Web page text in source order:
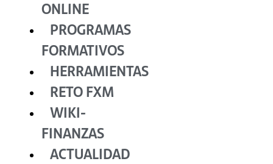
ONLINE
PROGRAMAS
FORMATIVOS
HERRAMIENTAS
RETO FXM
WIKI-
FINANZAS
ACTUALIDAD